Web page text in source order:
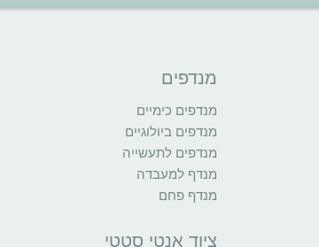
מנדפים
מנדפים כימיים
מנדפים ביולוגיים
מנדפים לתעשייה
מנדף למעבדה
מנדף פחם
ציוד אנטי סטטי